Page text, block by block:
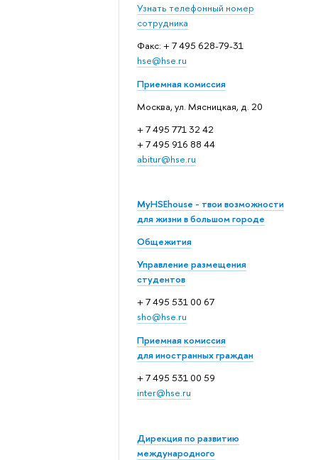
Узнать телефонный номер
сотрудника
Факс: + 7 495 628-79-31
hse@hse.ru
Приемная комиссия
Москва, ул. Мясницкая, д. 20
+ 7 495 771 32 42
+ 7 495 916 88 44
abitur@hse.ru
MyHSEhouse - твои возможности
для жизни в большом городе
Общежития
Управление размещения
студентов
+ 7 495 531 00 67
sho@hse.ru
Приемная комиссия
для иностранных граждан
+ 7 495 531 00 59
inter@hse.ru
Дирекция по развитию
международного